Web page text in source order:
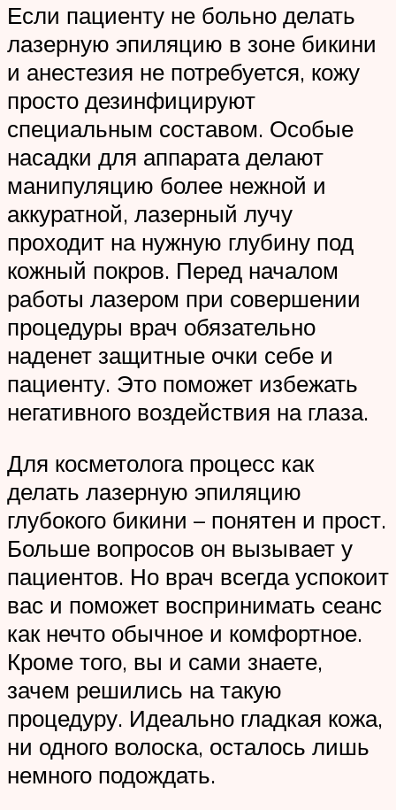
Если пациенту не больно делать
лазерную эпиляцию в зоне бикини
и анестезия не потребуется, кожу
просто дезинфицируют
специальным составом. Особые
насадки для аппарата делают
манипуляцию более нежной и
аккуратной, лазерный лучу
проходит на нужную глубину под
кожный покров. Перед началом
работы лазером при совершении
процедуры врач обязательно
наденет защитные очки себе и
пациенту. Это поможет избежать
негативного воздействия на глаза.
Для косметолога процесс как
делать лазерную эпиляцию
глубокого бикини – понятен и прост.
Больше вопросов он вызывает у
пациентов. Но врач всегда успокоит
вас и поможет воспринимать сеанс
как нечто обычное и комфортное.
Кроме того, вы и сами знаете,
зачем решились на такую
процедуру. Идеально гладкая кожа,
ни одного волоска, осталось лишь
немного подождать.